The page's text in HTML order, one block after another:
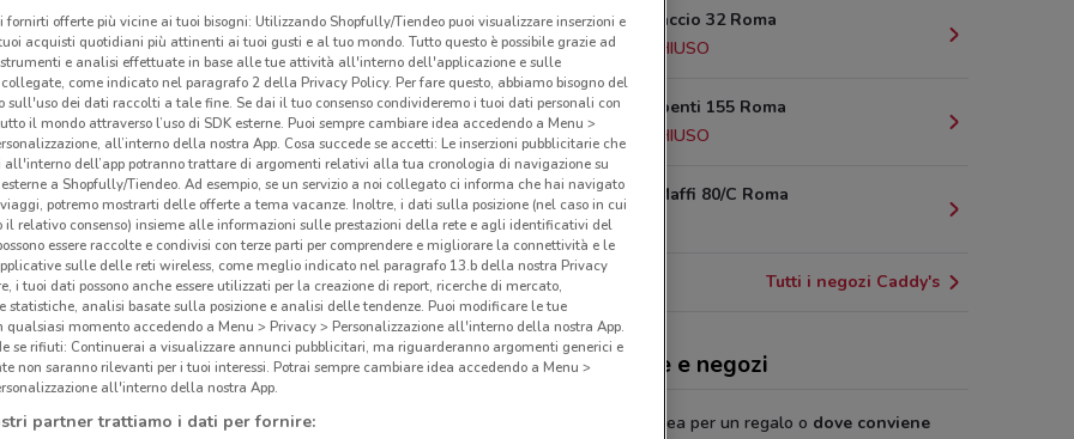
Piazza Testaccio 32 Roma
13.4 km
CHIUSO
Via dei Serpenti 155 Roma
13.8 km
CHIUSO
Via Pietro Maffi 80/C Roma
20.3 km
Tutti i negozi Caddy's
Caddy's, offerte e negozi
Se stai cercando un’idea per un regalo o dove conviene
fornirti offerte più vicine ai tuoi bisogni: Utilizzando Shopfully/Tiendeo puoi visualizzare inserzioni e
acquisti quotidiani più attinenti ai tuoi gusti e al tuo mondo. Tutto questo è possibile grazie ad
e analisi effettuate in base alle tue attività all'interno dell'applicazione e sulle
come indicato nel paragrafo 2 della Privacy Policy. Per fare questo, abbiamo bisogno del
sull'uso dei dati raccolti a tale fine. Se dai il tuo consenso condivideremo i tuoi dati personali con
il mondo attraverso l’uso di SDK esterne. Puoi sempre cambiare idea accedendo a Menu >
all’interno della nostra App. Cosa succede se accetti: Le inserzioni pubblicitarie che
all'interno dell’app potranno trattare di argomenti relativi alla tua cronologia di navigazione su
a Shopfully/Tiendeo. Ad esempio, se un servizio a noi collegato ci informa che hai navigato
potremo mostrarti delle offerte a tema vacanze. Inoltre, i dati sulla posizione (nel caso in cui
il relativo consenso) insieme alle informazioni sulle prestazioni della rete e agli identificativi del
essere raccolte e condivisi con terze parti per comprendere e migliorare la connettività e le
sulle delle reti wireless, come meglio indicato nel paragrafo 13.b della nostra Privacy
i tuoi dati possono anche essere utilizzati per la creazione di report, ricerche di mercato,
statistiche, analisi basate sulla posizione e analisi delle tendenze. Puoi modificare le tue
qualsiasi momento accedendo a Menu > Privacy > Personalizzazione all'interno della nostra App.
se rifiuti: Continuerai a visualizzare annunci pubblicitari, ma riguarderanno argomenti generici e
non saranno rilevanti per i tuoi interessi. Potrai sempre cambiare idea accedendo a Menu >
all'interno della nostra App.
partner trattiamo i dati per fornire: